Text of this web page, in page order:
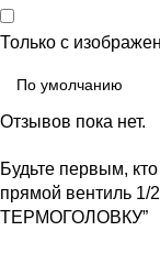
Только с
Отзывов пока нет.
Будьте первым,
прямой вентиль 1/
ТЕРМОГОЛОВКУ”